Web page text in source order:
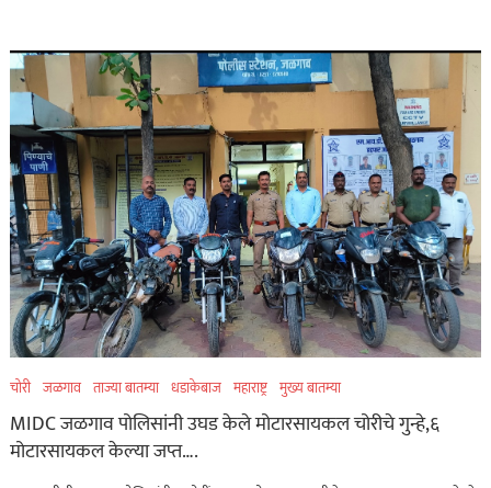
चोरी जळगाव ताज्या बातम्या धडाकेबाज महाराष्ट्र मुख्य बातम्या
MIDC जळगाव पोलिसांनी उघड केले मोटारसायकल चोरीचे गुन्हे,६
मोटारसायकल केल्या जप्त….